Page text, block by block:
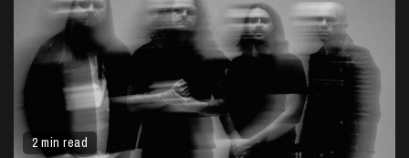
2 min read